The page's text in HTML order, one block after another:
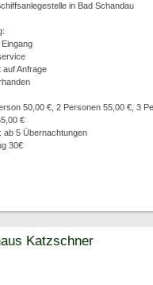
in Bad Schandau
auf Anfrage
50,00 €, 2 Personen 55,00 €, 3
€
ab 5 Übernachtungen
30€
Katzschner